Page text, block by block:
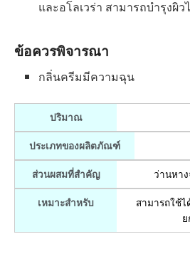
และอโลเวร่า สามารถบำรุงผิว
ข้อควรพิจารณา
กลิ่นครีมมีความฉุน
ปริมาณ
ประเภทของผลิตภัณฑ์
ส่วนผสมที่สำคัญ ว่านหา
เหมาะสำหรับ
สามารถใช้